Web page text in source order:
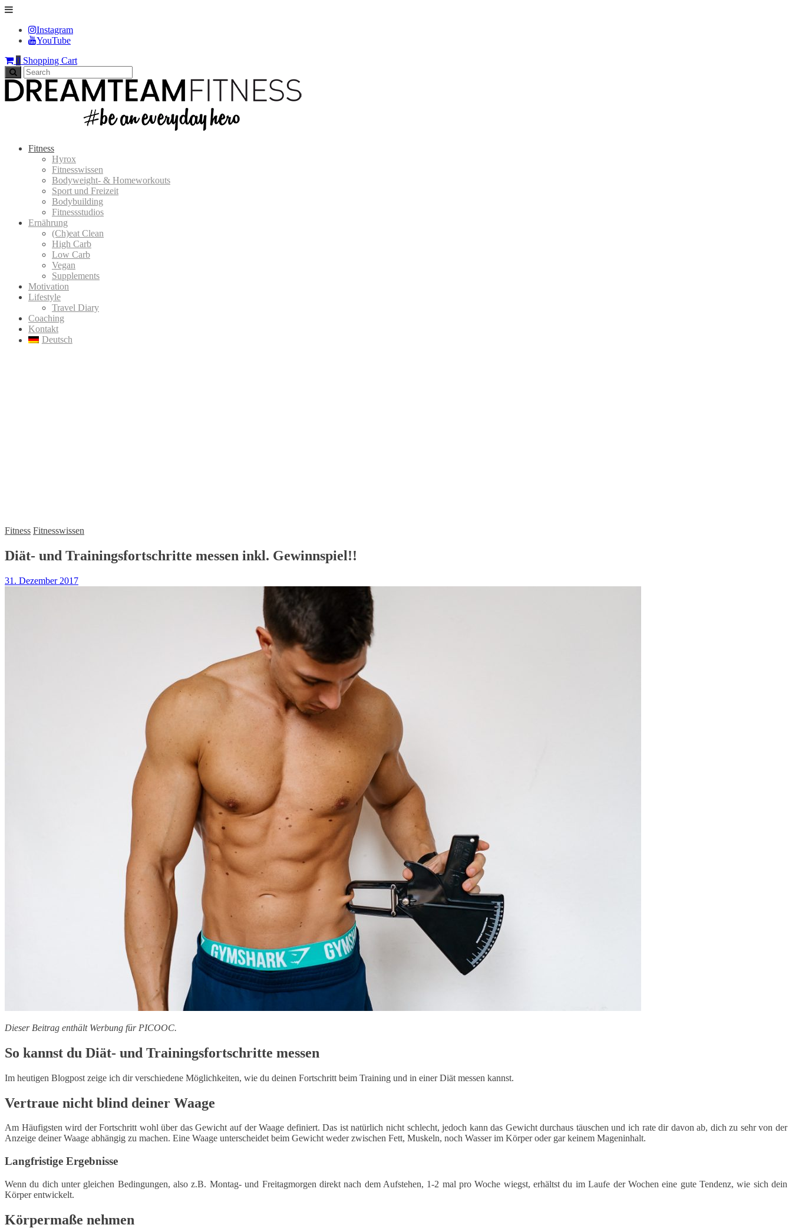
Instagram
YouTube
0 Shopping Cart
Fitness
Hyrox
Fitnesswissen
Bodyweight- & Homeworkouts
Sport und Freizeit
Bodybuilding
Fitnessstudios
Ernährung
(Ch)eat Clean
High Carb
Low Carb
Vegan
Supplements
Motivation
Lifestyle
Travel Diary
Coaching
Kontakt
Deutsch
Fitness Fitnesswissen
Diät- und Trainingsfortschritte messen inkl. Gewinnspiel!!
31. Dezember 2017
Dieser Beitrag enthält Werbung für PICOOC.
So kannst du Diät- und Trainingsfortschritte messen
Im heutigen Blogpost zeige ich dir verschiedene Möglichkeiten, wie du deinen Fortschritt beim Training und in einer Diät messen kannst.
Vertraue nicht blind deiner Waage
Am Häufigsten wird der Fortschritt wohl über das Gewicht auf der Waage definiert. Das ist natürlich nicht schlecht, jedoch kann das Gewicht durchaus täuschen und ich rate dir davon ab, dich zu sehr von der
Anzeige deiner Waage abhängig zu machen. Eine Waage unterscheidet beim Gewicht weder zwischen Fett, Muskeln, noch Wasser im Körper oder gar keinem Mageninhalt.
Langfristige Ergebnisse
Wenn du dich unter gleichen Bedingungen, also z.B. Montag- und Freitagmorgen direkt nach dem Aufstehen, 1-2 mal pro Woche wiegst, erhältst du im Laufe der Wochen eine gute Tendenz, wie sich dein
Körper entwickelt.
Körpermaße nehmen